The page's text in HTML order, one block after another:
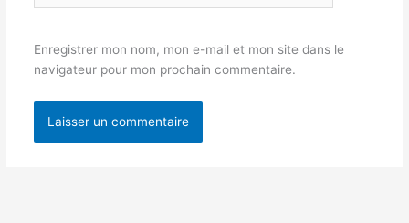
Enregistrer mon nom, mon e-mail et mon site dans le
navigateur pour mon prochain commentaire.